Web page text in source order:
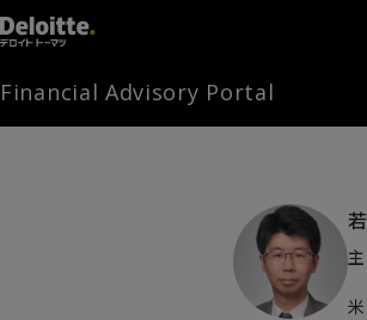
Financial Advisory Portal